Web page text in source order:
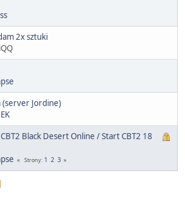
2x sztuki
(server Jordine)
CBT2 Black Desert Online / Start CBT2 18
Strony 1 2 3